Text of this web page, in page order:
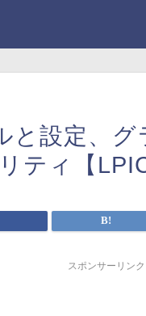
と設定、
ティ【
スポンサーリンク